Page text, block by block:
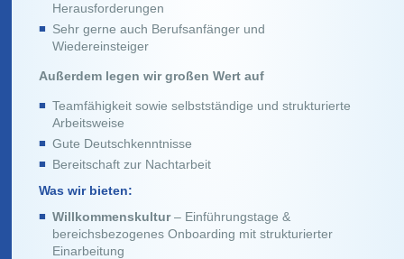
Herausforderungen
Sehr gerne auch Berufsanfänger und
Wiedereinsteiger
Außerdem legen wir großen Wert auf
Teamfähigkeit sowie selbstständige und strukturierte
Arbeitsweise
Gute Deutschkenntnisse
Bereitschaft zur Nachtarbeit
Was wir bieten:
Willkommenskultur– Einführungstage &
bereichsbezogenes Onboarding mit strukturierter
Einarbeitung